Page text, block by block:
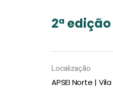
2ª
Localização
APSEI Norte |